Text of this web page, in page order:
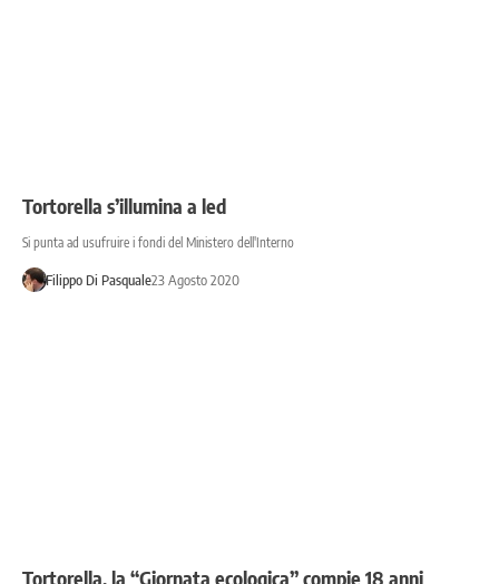
Tortorella s’illumina a led
Si punta ad usufruire i fondi del Ministero dell'Interno
Filippo Di Pasquale23 Agosto 2020
Tortorella, la “Giornata ecologica” compie 18 anni